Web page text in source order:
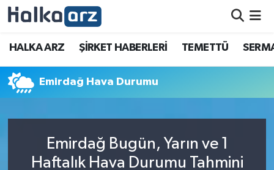
HALKA ARZ ŞİRKET HABERLERİ TEMETTÜ
Emirdağ Hava Durumu
Emirdağ Bugün, Yarın ve 1
Haftalık Hava Durumu Tahmini
HALKA ARZ
SERMAYE ARTIRIMI
TEMETTÜ